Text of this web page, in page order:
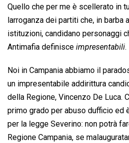
Quello che per me è scellerato in
larroganza dei partiti che, in
istituzioni, candidano personaggi
Antimafia definisce  impresentabili.
Noi in Campania abbiamo il
un impresentabile addirittura
della Regione, Vincenzo De Luca.
primo grado per abuso dufficio
per la legge Severino: non potrà
Regione Campania, se